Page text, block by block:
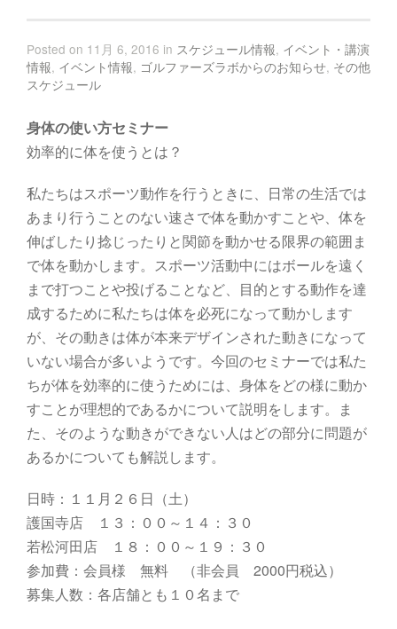
Posted on 11月 6, 2016 in スケジュール情報, イベント・講演
情報, イベント情報, ゴルファーズラボからのお知らせ, その他
スケジュール
身体の使い方セミナー
効率的に体を使うとは？
私たちはスポーツ動作を行うときに、日常の生活では
あまり行うことのない速さで体を動かすことや、体を
伸ばしたり捻じったりと関節を動かせる限界の範囲ま
で体を動かします。スポーツ活動中にはボールを遠く
まで打つことや投げることなど、目的とする動作を達
成するために私たちは体を必死になって動かします
が、その動きは体が本来デザインされた動きになって
いない場合が多いようです。今回のセミナーでは私た
ちが体を効率的に使うためには、身体をどの様に動か
すことが理想的であるかについて説明をします。ま
た、そのような動きができない人はどの部分に問題が
あるかについても解説します。
日時：１１月２６日（土）
護国寺店 １３：００～１４：３０
若松河田店 １８：００～１９：３０
参加費：会員様 無料 （非会員 2000円税込）
募集人数：各店舗とも１０名まで